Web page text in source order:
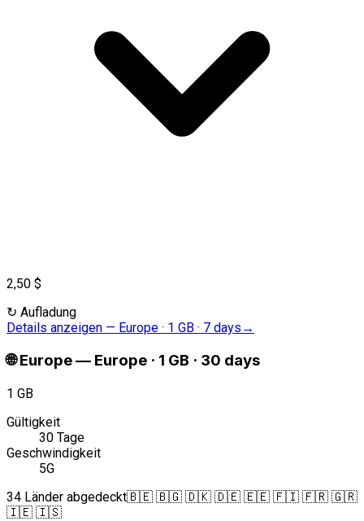
2,50 $
↻ Aufladung
Details anzeigen — Europe · 1 GB · 7 days →
🌐 Europe— Europe · 1 GB · 30 days
1 GB
Gültigkeit
30 Tage
Geschwindigkeit
5G
34 Länder abgedeckt🇧🇪 🇧🇬 🇩🇰 🇩🇪 🇪🇪 🇫🇮 🇫🇷 🇬🇷
🇮🇪 🇮🇸